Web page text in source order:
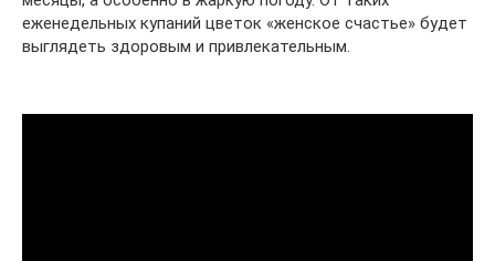
еженедельных купаний цветок «женское счастье» будет
выглядеть здоровым и привлекательным.